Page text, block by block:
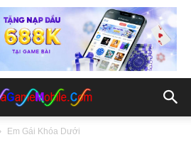
Em Gái Khóa Dưới